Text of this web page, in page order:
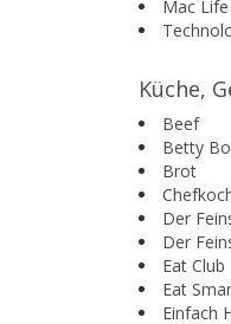
Mac Life
Küche,
Beef
Betty
Brot
Der
Der
Eat Club
Eat
Einfach